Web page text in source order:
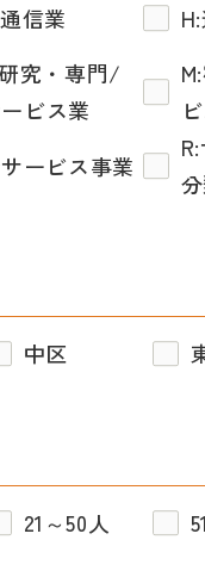
信業
究・専門/
ビス業
ービス事業
中区
21～50人